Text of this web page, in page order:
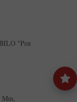
"Pen
Mm,